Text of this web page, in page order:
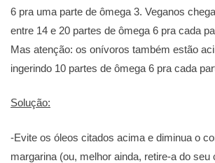
6 pra uma parte de ômega 3. Veganos
entre 14 e 20 partes de ômega 6 pra cada
Mas atenção: os onívoros também estão
ingerindo 10 partes de ômega 6 pra cada
Solução:
-Evite os óleos citados acima e diminua o
margarina (ou, melhor ainda, retire-a do seu